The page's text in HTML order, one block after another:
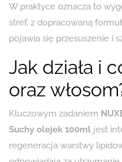
W praktyce oznacza to
stref, z dopracowaną
pojawia się przesuszenie i
Jak działa i
oraz
Kluczowym zadaniem
Suchy olejek 100ml jest
regeneracja warstwy